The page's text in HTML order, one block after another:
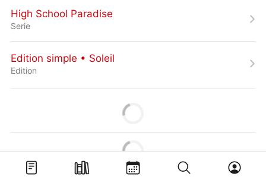
High School Paradise
Serie
Edition simple • Soleil
Edition